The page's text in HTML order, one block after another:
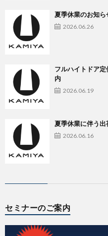
夏季休業のお知ら
2026.06.26
フルハイトドア
内
2026.06.19
夏季休業に伴う
2026.06.16
セミナーのご案内